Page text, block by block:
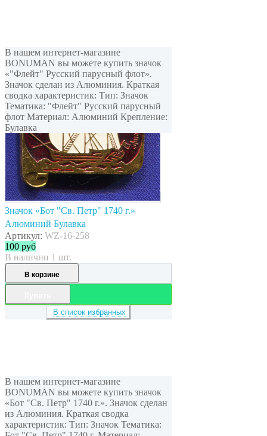
В нашем интернет-магазине
BONUMAN вы можете купить значок
«"Флейт" Русский парусный флот».
Значок сделан из Алюминия. Краткая
сводка характеристик: Тип: Значок
Тематика: "Флейт" Русский парусный
флот Материал: Алюминий Крепление:
Булавка
Значок «Бот "Св. Петр" 1740 г.»
Алюминий Булавка
Артикул: WZ-16-258
100 руб
В наличии 1 шт.
В корзине
В список избранных
В нашем интернет-магазине
BONUMAN вы можете купить значок
«Бот "Св. Петр" 1740 г.». Значок сделан
из Алюминия. Краткая сводка
характеристик: Тип: Значок Тематика: